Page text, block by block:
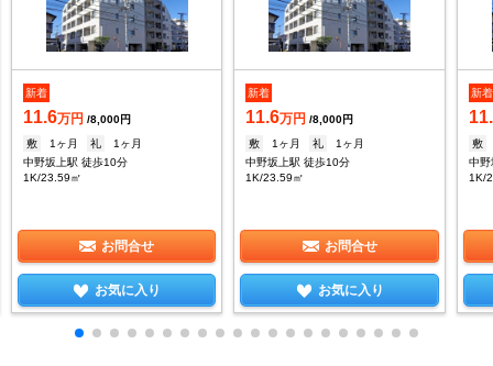
新着
11.6万円 /8,000円
敷
1ヶ月 礼
1ヶ月
中野坂上駅 徒歩10分
1K/23.59㎡
お問合せ
お気に入り
新着
11.6万円 /8,000円
敷
1ヶ月 礼
1ヶ月
中野坂上駅 徒歩10分
1K/23.59㎡
お問合せ
お気に入り
新着
敷
中
1K/